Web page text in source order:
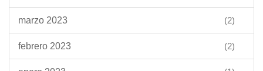
marzo 2023 (2)
febrero 2023 (2)